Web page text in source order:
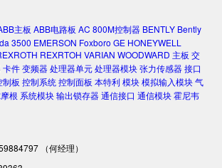
主板 ABB电路板 AC 800M控制器 BENTLY Bently
3500 EMERSON Foxboro GE HONEYWELL
REXRTOH VARIAN WOODWARD 主板 交
卡件变频器处理器单元处理器模块张力传感器接口
制板 控制系统控制面板 本特利模块模拟输入模块气
根 系统模块输出锁存器通信接口 通信模块霍尼韦
（何经理）